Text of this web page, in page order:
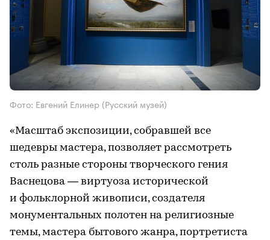
Фото: Евгений Елинер (Русский музей)
«Масштаб экспозиции, собравшей все
шедевры мастера, позволяет рассмотреть
столь разные стороны творческого гения
Васнецова — виртуоза исторической
и фольклорной живописи, создателя
монументальных полотен на религиозные
темы, мастера бытового жанра, портретиста